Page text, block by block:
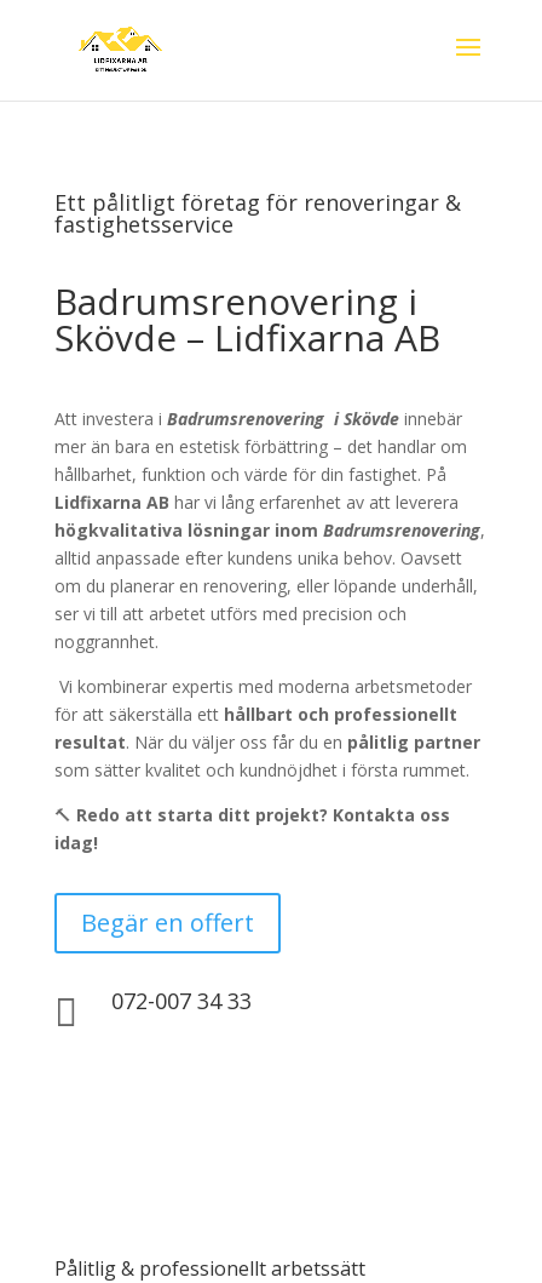
Ett pålitligt företag för renoveringar &
fastighetsservice
Badrumsrenovering i
Skövde – Lidfixarna AB
Att investera i Badrumsrenovering i Skövdeinnebär
mer än bara en estetisk förbättring – det handlar om
hållbarhet, funktion och värde för din fastighet. På
Lidfixarna AB har vi lång erfarenhet av att leverera
högkvalitativa lösningar inom Badrumsrenovering,
alltid anpassade efter kundens unika behov. Oavsett
om du planerar en renovering, eller löpande underhåll,
ser vi till att arbetet utförs med precision och
noggrannhet.
Vi kombinerar expertis med moderna arbetsmetoder
för att säkerställa ett hållbart och professionellt
resultat. När du väljer oss får du en pålitlig partner
som sätter kvalitet och kundnöjdhet i första rummet.
🔨 Redo att starta ditt projekt? Kontakta oss
idag!
Begär en offert
 072-007 34 33
Pålitlig & professionellt arbetssätt